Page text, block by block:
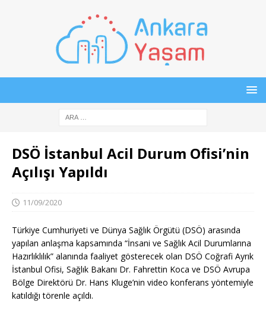
DSÖ İstanbul Acil Durum Ofisi’nin
Açılışı Yapıldı
11/09/2020
Türkiye Cumhuriyeti ve Dünya Sağlık Örgütü (DSÖ) arasında
yapılan anlaşma kapsamında “İnsani ve Sağlık Acil Durumlarına
Hazırlıklılık” alanında faaliyet gösterecek olan DSÖ Coğrafi Ayrık
İstanbul Ofisi, Sağlık Bakanı Dr. Fahrettin Koca ve DSÖ Avrupa
Bölge Direktörü Dr. Hans Kluge’nin video konferans yöntemiyle
katıldığı törenle açıldı.